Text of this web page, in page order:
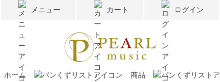
メニュー カート ログイン
ホーム 商品